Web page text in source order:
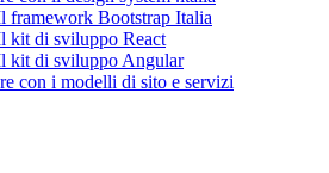
framework Bootstrap Italia
kit di sviluppo React
kit di sviluppo Angular
con i modelli di sito e servizi